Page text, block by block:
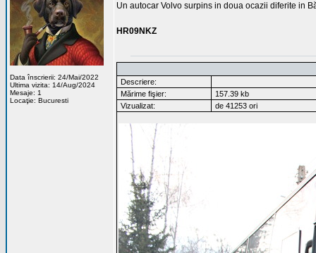
Data înscrierii: 24/Mai/2022
Ultima vizita: 14/Aug/2024
Mesaje: 1
Locaţie: Bucuresti
Un autocar Volvo surpins in doua ocazii diferite in
HR09NKZ
Descriere:
Mărime fişier:
157.39 kb
Vizualizat:
de 41253 ori